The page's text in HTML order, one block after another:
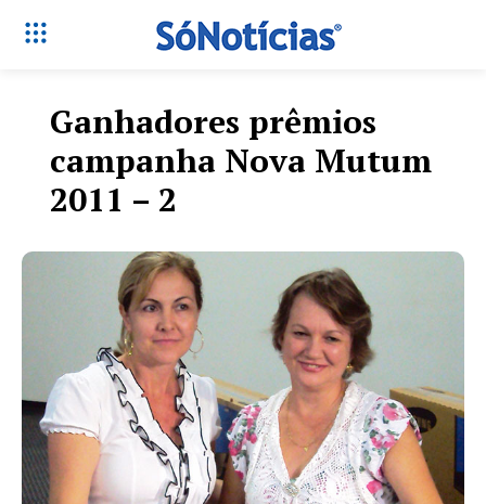
Só Notícias
Ganhadores prêmios
campanha Nova Mutum
2011 – 2